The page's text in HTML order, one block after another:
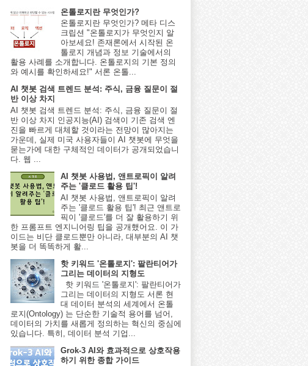
온톨로지란 무엇인가?
온톨로지란 무엇인가? 메타 디스
크립션 "온톨로지가 무엇인지 알
아보세요! 존재론에서 시작된 온
톨로지 개념과 정보 기술에서의
활용 사례를 소개합니다. 온톨로지의 기본 정의
와 예시를 확인하세요!" 서론 온톨...
AI 챗봇 검색 트렌드 분석: 주식, 금융 질문이 절
반 이상 차지
AI 챗봇 검색 트렌드 분석: 주식, 금융 질문이 절
반 이상 차지 인공지능(AI) 검색이 기존 검색 엔
진을 빠르게 대체할 것이라는 전망이 많아지는
가운데, 실제 미국 사용자들이 AI 챗봇에 무엇을
묻는가에 대한 구체적인 데이터가 공개되었습니
다. 웹 ...
AI 챗봇 사용법, 앤트로픽이 알려
주는 '클로드 활용 팁'!
AI 챗봇 사용법, 앤트로픽이 알려
주는 '클로드 활용 팁'! 최근 앤트로
픽이 '클로드'를 더 잘 활용하기 위
한 프롬프트 엔지니어링 팁을 공개했어요. 이 가
이드는 비단 클로드뿐만 아니라, 대부분의 AI 챗
봇을 더 똑똑하게 활...
핫 키워드 '온톨로지': 팔란티어가
그리는 데이터의 지형도
핫 키워드 '온톨로지': 팔란티어가
그리는 데이터의 지형도 서론 현
대 데이터 분석의 세계에서 온톨
로지(Ontology) 는 단순한 기술적 용어를 넘어,
데이터의 가치를 새롭게 정의하는 혁신의 중심에
있습니다. 특히, 데이터 분석 기업...
Grok-3 AI와 효과적으로 상호작용
하기 위한 종합 가이드